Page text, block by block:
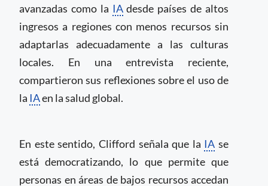
avanzadas como la IAdesde países de altos
ingresos a regiones con menos recursos sin
adaptarlas adecuadamente a las culturas
locales. En una entrevista reciente,
compartieron sus reflexiones sobre el uso de
la IAen la salud global.
En este sentido, Clifford señala que la IA se
está democratizando, lo que permite que
personas en áreas de bajos recursos accedan